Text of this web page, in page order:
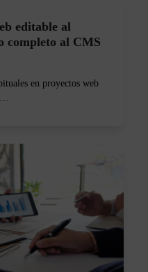
editable al
completo al CMS
en proyectos web